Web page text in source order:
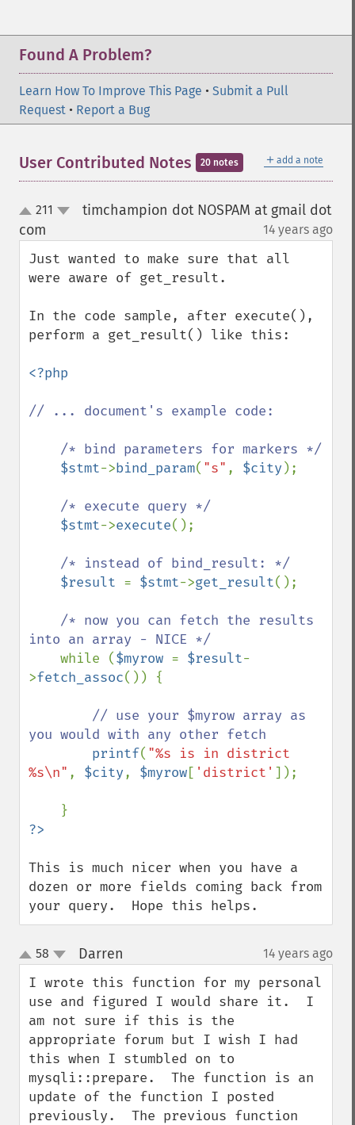
Found A Problem?
Learn How To Improve This Page • Submit a Pull
Request • Report a Bug
＋ add a note
User Contributed Notes 20 notes
up211
timchampion dot NOSPAM at gmail dot
com
14 years ago
Just wanted to make sure that all
were aware of get_result.
In the code sample, after execute(),
perform a get_result() like this:
<?php
// ... document's example code:
$stmt->bind_param( "s" , $city );
/* execute query */
$stmt->execute();
/* instead of bind_result: */
$result = $stmt->get_result();
/* now you can fetch the results
into an array - NICE */
while ($myrow = $result-
>fetch_assoc()) {
// use your $myrow array as
you would with any other fetch
printf( "%s is in district
%s\n" , $city, $myrow[ 'district' ]);
This is much nicer when you have a
dozen or more fields coming back from
your query.  Hope this helps.
up
down
58 Darren 14 years ago
I wrote this function for my personal
use and figured I would share it.  I
am not sure if this is the
appropriate forum but I wish I had
this when I stumbled on to
mysqli::prepare.  The function is an
update of the function I posted
previously.  The previous function